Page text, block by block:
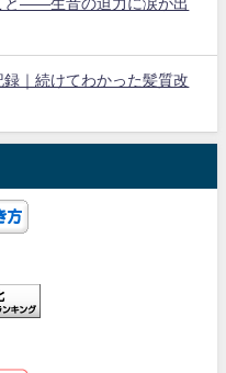
と——生音の迫力に涙が出
｜続けてわかった髪質改